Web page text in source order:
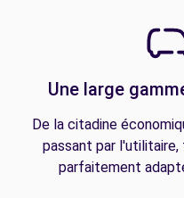
Une large
De la citadine
passant par
parfaitement